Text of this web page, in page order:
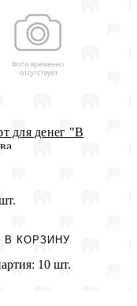
для денег "В
В КОРЗИНУ
10 шт.